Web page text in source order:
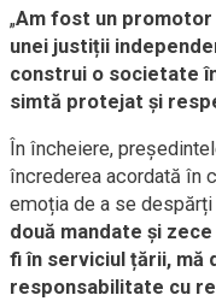
„Am fost un
unei justiții
construi o societate
simtă protejat și
În încheiere,
încrederea acordată în
emoția de a se
două mandate și
fi în serviciul țării, mă
responsabilitate cu